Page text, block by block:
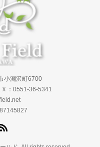
小淵沢町6700
：0551-36-5341